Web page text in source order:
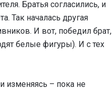
Братья согласились, и
Так началась другая
И вот, победил брат,
белые фигуры). И с тех
изменяясь – пока не